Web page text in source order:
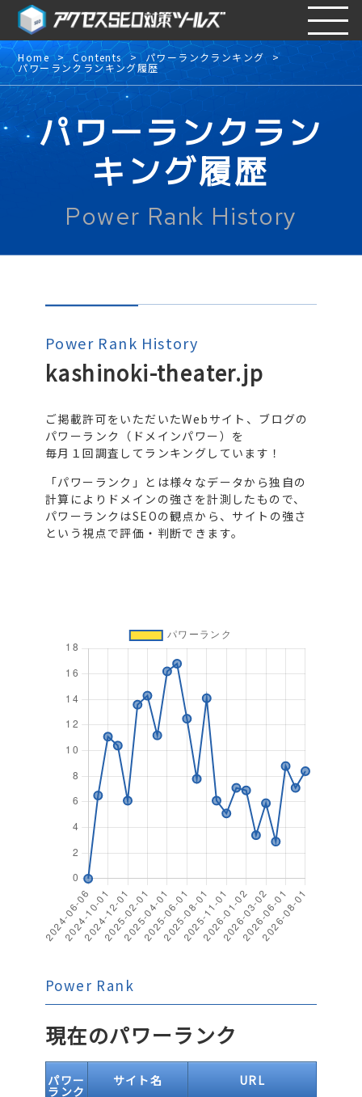
Home Contents パワーランクランキング
パワーランクランキング履歴
パワーランクラン
キング履歴
Power Rank History
Power Rank History
kashinoki-theater.jp
ご掲載許可をいただいたWebサイト、ブログの
パワーランク（ドメインパワー）を
毎月１回調査してランキングしています！
「パワーランク」とは様々なデータから独自の
計算によりドメインの強さを計測したもので、
パワーランクはSEOの観点から、サイトの強さ
という視点で評価・判断できます。
Power Rank
現在のパワーランク
パワー
ランク
サイト名 URL